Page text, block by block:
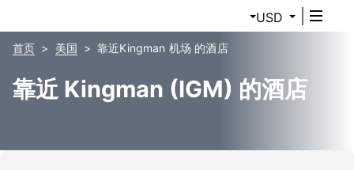
USD
首页 美国 靠近Kingman 机场 的酒店
靠近 Kingman (IGM) 的酒店